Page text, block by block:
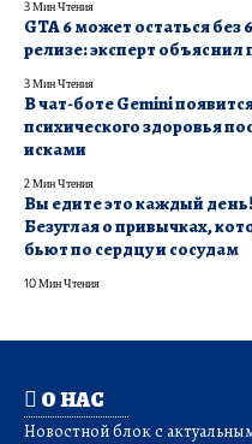
3 Мин Чтения
GTA 6 может остаться без
релизе: эксперт объяснил
3 Мин Чтения
В чат-боте Gemini
психического здоровья
исками
2 Мин Чтения
Вы едите это каждый
Безуглая о привычках,
бьют по сердцу и сосудам
10 Мин Чтения
О НАС
Новостной блок с